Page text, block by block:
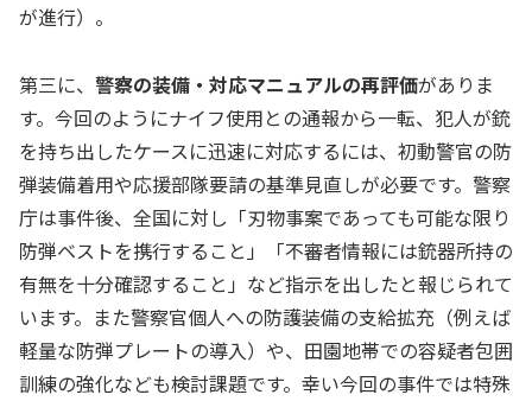
が進行）。
第三に、 警察の装備・対応マニュアルの再評価がありま
す。今回のようにナイフ使用との通報から一転、犯人が銃
を持ち出したケースに迅速に対応するには、初動警官の防
弾装備着用や応援部隊要請の基準見直しが必要です。警察
庁は事件後、全国に対し「刃物事案であっても可能な限り
防弾ベストを携行すること」「不審者情報には銃器所持の
有無を十分確認すること」など指示を出したと報じられて
います。また警察官個人への防護装備の支給拡充（例えば
軽量な防弾プレートの導入）や、田園地帯での容疑者包囲
訓練の強化なども検討課題です。幸い今回の事件では特殊